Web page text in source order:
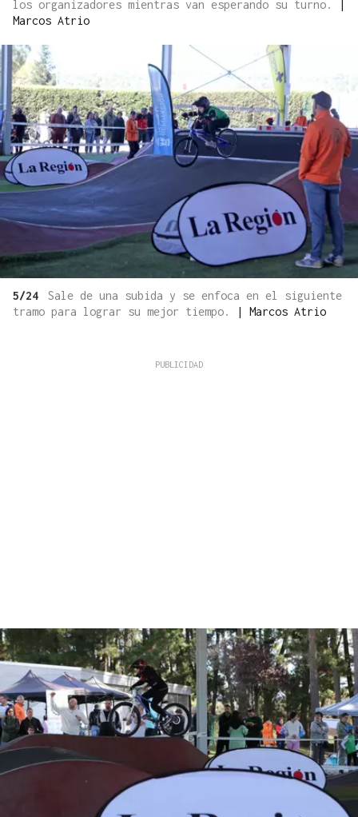
los organizadores mientras van esperando su turno.
Marcos Atrio
5/24
Sale de una subida y se enfoca en el siguiente
tramo para lograr su mejor tiempo.
| Marcos Atrio